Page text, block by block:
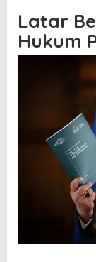
Latar
Hukum